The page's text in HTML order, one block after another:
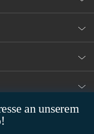
an unserem